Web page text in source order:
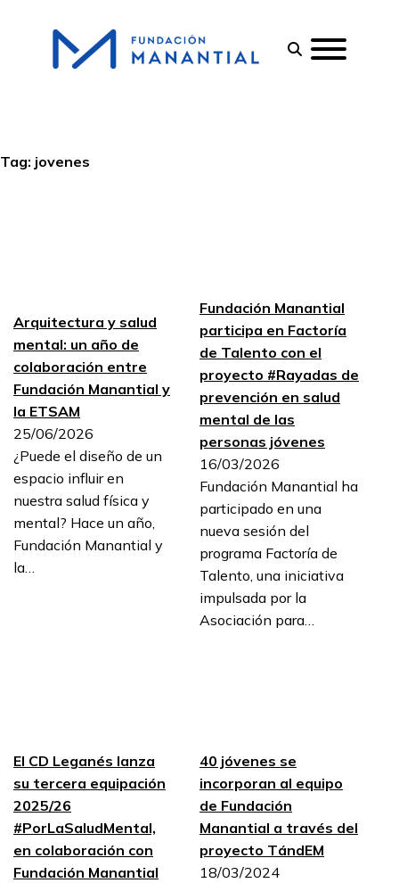
Tag: jovenes
Arquitectura y salud
mental: un año de
colaboración entre
Fundación Manantial y
la ETSAM
25/06/2026
¿Puede el diseño de un
espacio influir en
nuestra salud física y
mental? Hace un año,
Fundación Manantial y
la…
Fundación Manantial
participa en Factoría
de Talento con el
proyecto #Rayadas de
prevención en salud
mental de las
personas jóvenes
16/03/2026
Fundación Manantial ha
participado en una
nueva sesión del
programa Factoría de
Talento, una iniciativa
impulsada por la
Asociación para…
El CD Leganés lanza
su tercera equipación
2025/26
#PorLaSaludMental,
en colaboración con
Fundación Manantial
40 jóvenes se
incorporan al equipo
de Fundación
Manantial a través del
proyecto TándEM
18/03/2024